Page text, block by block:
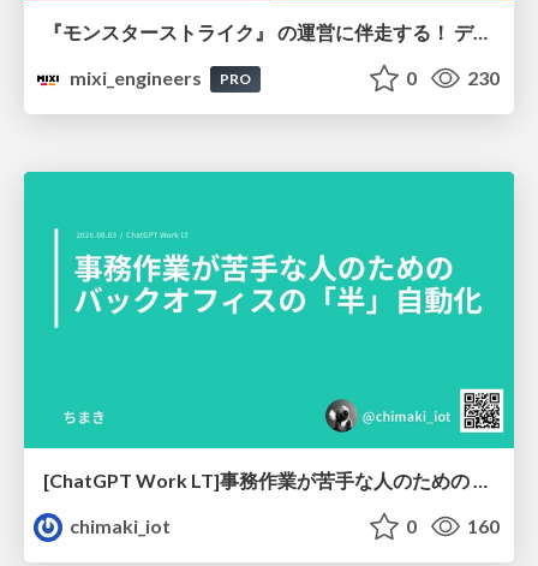
『モンスターストライク』 の運営に伴走する！ データ民主化への 解析グループの3つのアプローチ
mixi_engineers
PRO 0 230
chimaki_iot
0 160